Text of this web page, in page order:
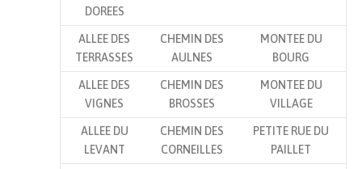
DOREES
ALLEE DES
TERRASSES
CHEMIN DES
AULNES
MONTEE DU
BOURG
ALLEE DES
VIGNES
CHEMIN DES
BROSSES
MONTEE DU
VILLAGE
ALLEE DU
LEVANT
CHEMIN DES
CORNEILLES
PETITE RUE DU
PAILLET